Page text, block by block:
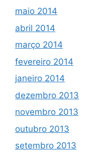
maio 2014
abril 2014
março 2014
fevereiro 2014
janeiro 2014
dezembro 2013
novembro 2013
outubro 2013
setembro 2013